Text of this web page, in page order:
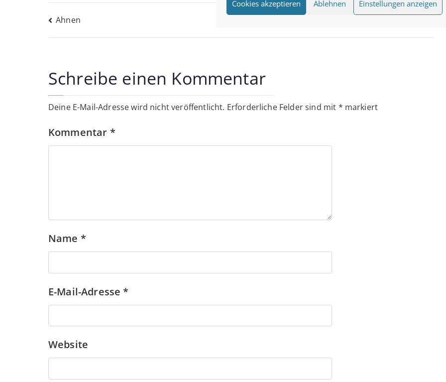
Cookies akzeptieren Ablehnen Einstellungen anzeigen
Beitragsnavigation
Ahnen
Schreibe einen Kommentar
Deine E-Mail-Adresse wird nicht veröffentlicht. Erforderliche Felder sind mit * markiert
Kommentar *
Name *
E-Mail-Adresse*
Website